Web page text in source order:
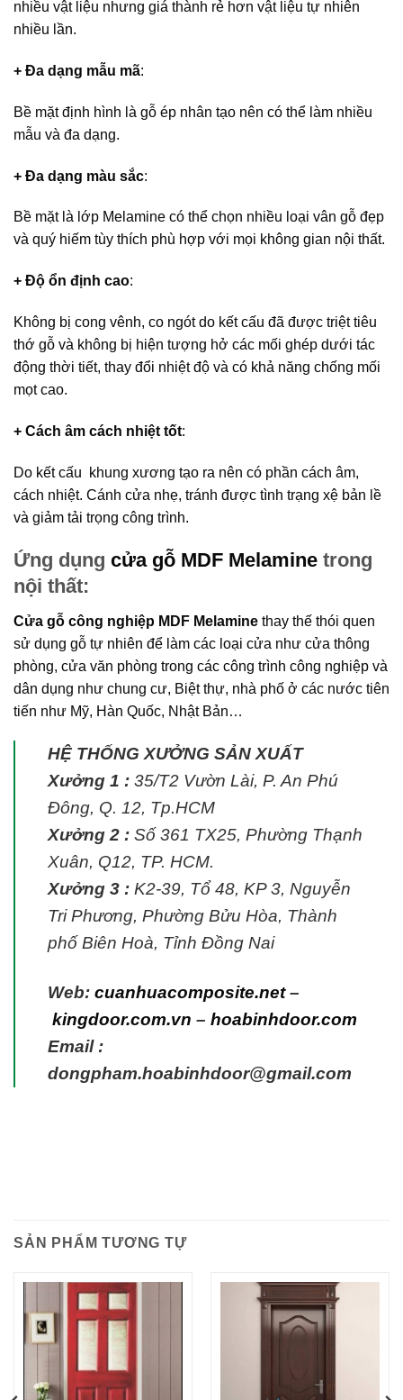
nhiều vật liệu nhưng giá thành rẻ hơn vật liệu tự nhiên
nhiều lần.
+ Đa dạng mẫu mã:
Bề mặt định hình là gỗ ép nhân tạo nên có thể làm nhiều
mẫu và đa dạng.
+ Đa dạng màu sắc:
Bề mặt là lớp Melamine có thể chọn nhiều loại vân gỗ đẹp
và quý hiếm tùy thích phù hợp với mọi không gian nội thất.
+ Độ ổn định cao:
Không bị cong vênh, co ngót do kết cấu đã được triệt tiêu
thớ gỗ và không bị hiện tượng hở các mối ghép dưới tác
động thời tiết, thay đổi nhiệt độ và có khả năng chống mối
mọt cao.
+ Cách âm cách nhiệt tốt:
Do kết cấu khung xương tạo ra nên có phần cách âm,
cách nhiệt. Cánh cửa nhẹ, tránh được tình trạng xệ bản lề
và giảm tải trọng công trình.
Ứng dụng cửa gỗ MDF Melamine trong
nội thất:
Cửa gỗ công nghiệp MDF Melamine thay thế thói quen
sử dụng gỗ tự nhiên để làm các loại cửa như cửa thông
phòng, cửa văn phòng trong các công trình công nghiệp và
dân dụng như chung cư, Biệt thự, nhà phố ở các nước tiên
tiến như Mỹ, Hàn Quốc, Nhật Bản…
HỆ THỐNG XƯỞNG SẢN XUẤT
Xưởng 1 : 35/T2 Vườn Lài, P. An Phú
Đông, Q. 12, Tp.HCM
Xưởng 2 : Số 361 TX25, Phường Thạnh
Xuân, Q12, TP. HCM.
Xưởng 3 : K2-39, Tổ 48, KP 3, Nguyễn
Tri Phương, Phường Bửu Hòa, Thành
phố Biên Hoà, Tỉnh Đồng Nai
Web: cuanhuacomposite.net–
kingdoor.com.vn – hoabinhdoor.com
Email :
dongpham.hoabinhdoor@gmail.com
SẢN PHẨM TƯƠNG TỰ